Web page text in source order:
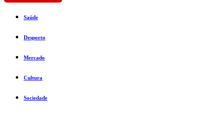
Saúde
Desporto
Mercado
Cultura
Sociedade